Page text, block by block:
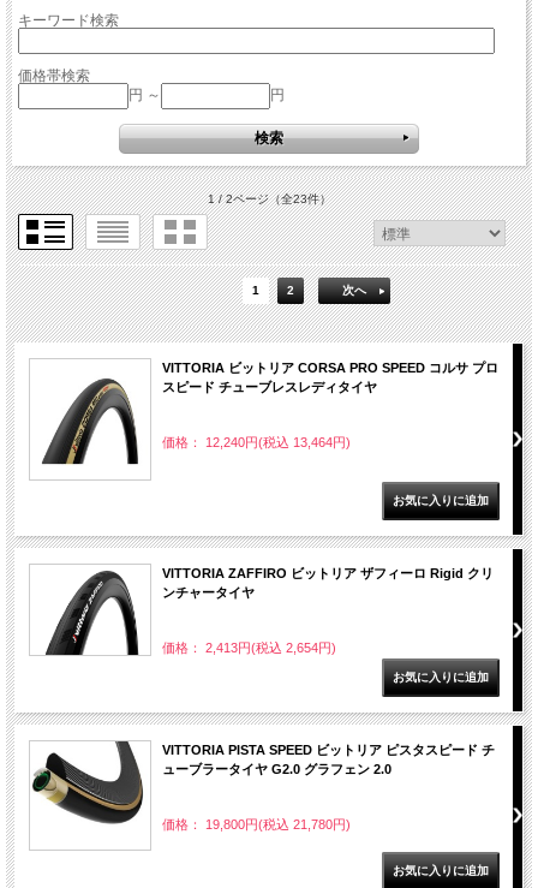
キーワード検索
価格帯検索
円 ～
円
1 / 2ページ（全23件）
1 2 次へ
VITTORIA ビットリア CORSA PRO SPEED コルサ プロ
スピード チューブレスレディタイヤ
価格： 12,240円(税込 13,464円)
VITTORIA ZAFFIRO ビットリア ザフィーロ Rigid クリ
ンチャータイヤ
価格： 2,413円(税込 2,654円)
VITTORIA PISTA SPEED ビットリア ピスタスピード チ
ューブラータイヤ G2.0 グラフェン 2.0
価格： 19,800円(税込 21,780円)